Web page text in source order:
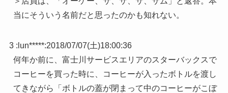
当にそういう名前だと思ったのかも知れない。
3 : lun*****:2018/07/07(土)18:00:36
何年か前に、富士川サービスエリアのスターバックスで
コーヒーを買った時に、コーヒーが入ったボトルを渡し
てきながら「ボトルの蓋が閉まって中のコーヒーがこぼ